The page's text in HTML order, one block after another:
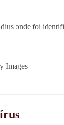
onde foi
Images